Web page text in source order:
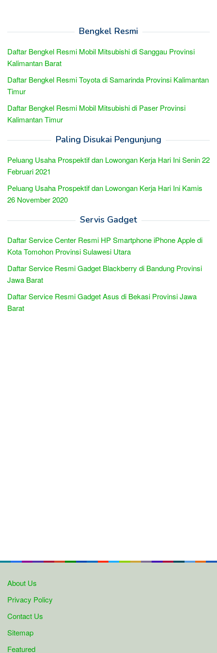
Bengkel Resmi
Daftar Bengkel Resmi Mobil Mitsubishi di Sanggau Provinsi
Kalimantan Barat
Daftar Bengkel Resmi Toyota di Samarinda Provinsi Kalimantan
Timur
Daftar Bengkel Resmi Mobil Mitsubishi di Paser Provinsi
Kalimantan Timur
Paling Disukai Pengunjung
Peluang Usaha Prospektif dan Lowongan Kerja Hari Ini Senin 22
Februari 2021
Peluang Usaha Prospektif dan Lowongan Kerja Hari Ini Kamis
26 November 2020
Servis Gadget
Daftar Service Center Resmi HP Smartphone iPhone Apple di
Kota Tomohon Provinsi Sulawesi Utara
Daftar Service Resmi Gadget Blackberry di Bandung Provinsi
Jawa Barat
Daftar Service Resmi Gadget Asus di Bekasi Provinsi Jawa
Barat
About Us
Privacy Policy
Contact Us
Sitemap
Featured